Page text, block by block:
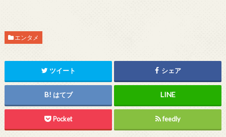
エンタメ
ツイート シェア
はてブ
Pocket feedly